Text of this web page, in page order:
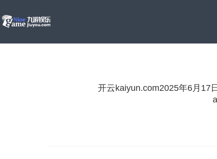
开云kaiyun.com2025年6月17